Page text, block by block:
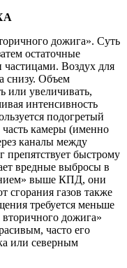
дожига». Суть
остаточные
Воздух для
снизу. Объем
или увеличивать,
интенсивность
подогретый
камеры (именно
каналы между
быстрому
вредные выбросы в
выше КПД, они
сгорания газов также
требуется меньше
дожига»
часто его
или северным